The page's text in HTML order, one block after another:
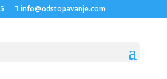
info@odstopavanje.com